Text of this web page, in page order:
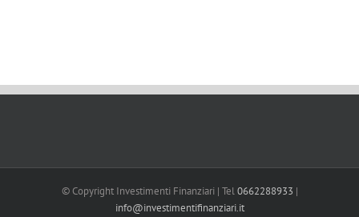
© Copyright Investimenti Finanziari | Tel0662288933 |
info@investimentifinanziari.it